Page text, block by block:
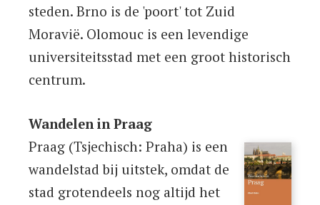
steden. Brno is de 'poort' tot Zuid
Moravië. Olomouc is een levendige
universiteitsstad met een groot historisch
centrum.
Wandelen in Praag
Praag (Tsjechisch: Praha) is een
wandelstad bij uitstek, omdat de
stad grotendeels nog altijd het